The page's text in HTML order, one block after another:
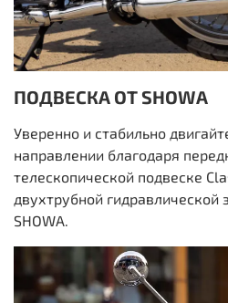
ПОДВЕСКА ОТ SHOWA
Уверенно и стабильно
направлении благодаря
телескопической подвеске
двухтрубной гидравлической
SHOWA.